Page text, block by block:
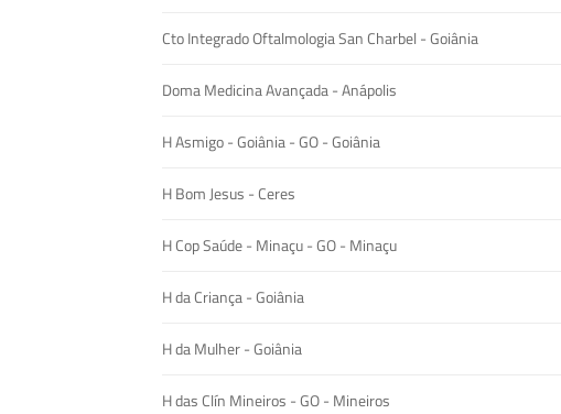
Cto Integrado Oftalmologia San Charbel - Goiânia
Doma Medicina Avançada - Anápolis
H Asmigo - Goiânia - GO - Goiânia
H Bom Jesus - Ceres
H Cop Saúde - Minaçu - GO - Minaçu
H da Criança - Goiânia
H da Mulher - Goiânia
H das Clín Mineiros - GO - Mineiros